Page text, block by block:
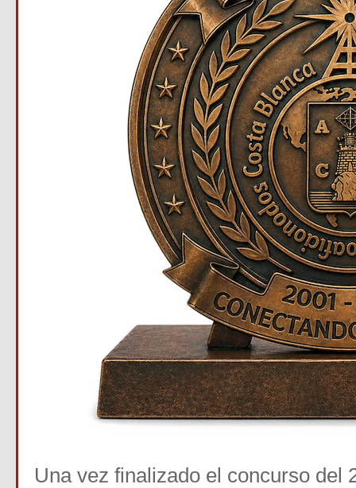
Una vez finalizado el concurso del